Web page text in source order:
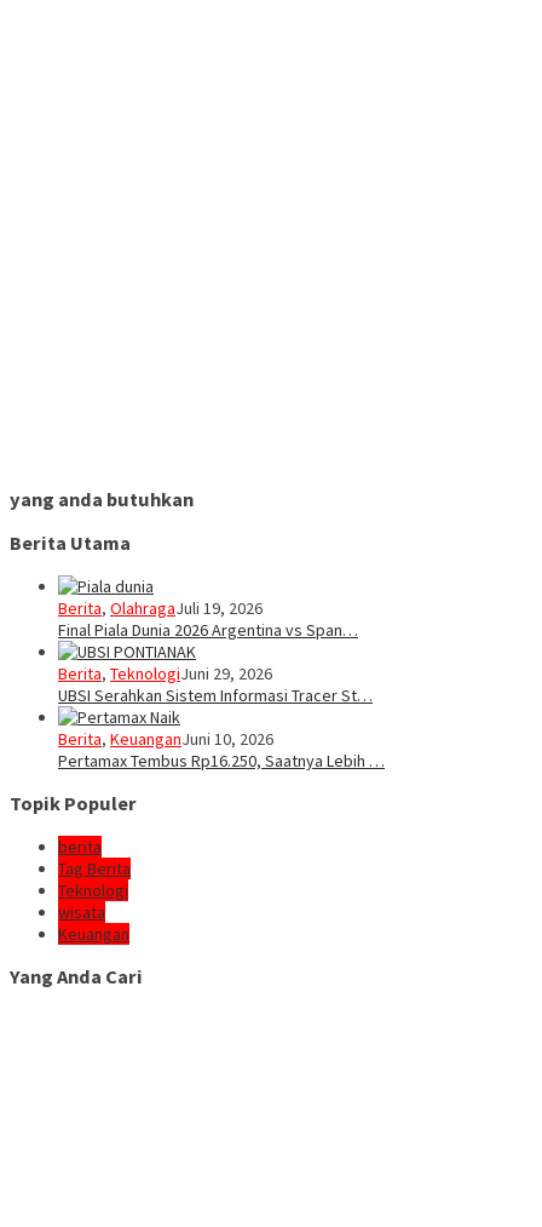
yang anda butuhkan
Berita Utama
Berita, OlahragaJuli 19, 2026
Final Piala Dunia 2026 Argentina vs Span…
Berita, TeknologiJuni 29, 2026
UBSI Serahkan Sistem Informasi Tracer St…
Berita, KeuanganJuni 10, 2026
Pertamax Tembus Rp16.250, Saatnya Lebih …
Topik Populer
berita
Tag Berita
Teknologi
wisata
Keuangan
Yang Anda Cari